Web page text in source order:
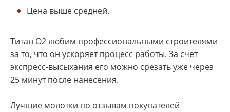
Цена выше средней.
Титан О2 любим профессиональными строителями
за то, что он ускоряет процесс работы. За счет
экспресс-высыхания его можно срезать уже через
25 минут после нанесения.
Лучшие молотки по отзывам покупателей